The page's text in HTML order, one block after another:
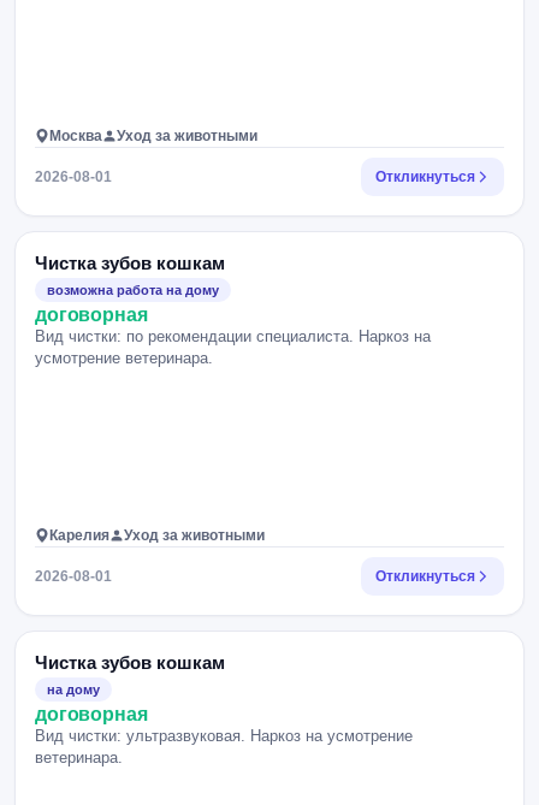
Москва Уход за животными
2026-08-01 Откликнуться
Чистка зубов кошкам
возможна работа на дому
договорная
Вид чистки: по рекомендации специалиста. Наркоз на
усмотрение ветеринара.
Карелия Уход за животными
2026-08-01 Откликнуться
Чистка зубов кошкам
на дому
договорная
Вид чистки: ультразвуковая. Наркоз на усмотрение
ветеринара.